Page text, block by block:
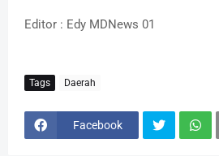
Editor : Edy MDNews 01
Tags Daerah
Facebook